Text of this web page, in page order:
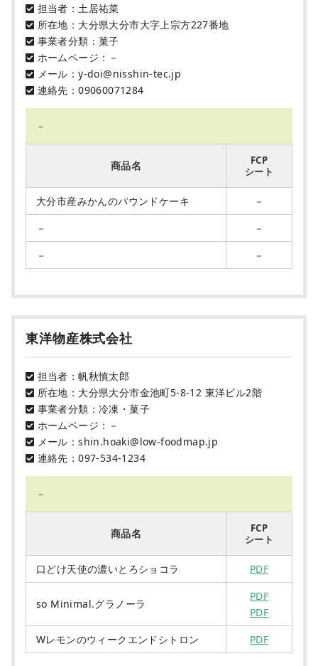
担当者：土居祐菜
所在地：大分県大分市大字上宗方227番地
事業者分類：菓子
ホームページ：－
メール：y-doi@nisshin-tec.jp
連絡先：09060071284
－
商品名
FCP
シート
大分市産みかんのパウンドケーキ
－
－
－
－
－
東洋物産株式会社
担当者：帆秋慎太郎
所在地：⼤分県⼤分市⾦池町5-8-12 東洋ビル2階
事業者分類：冷凍・菓子
ホームページ：－
メール：shin.hoaki@low-foodmap.jp
連絡先：097-534-1234
－
商品名
FCP
シート
⼝どけ天使の濃いとろショコラ PDF
so Minimal.グラノーラ
PDF
PDF
Wレモンのウィークエンドシトロン
PDF